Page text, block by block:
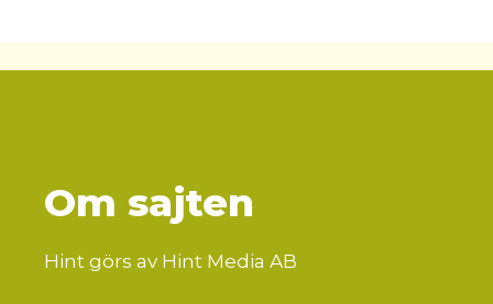
Om sajten
Hint görs av Hint Media AB